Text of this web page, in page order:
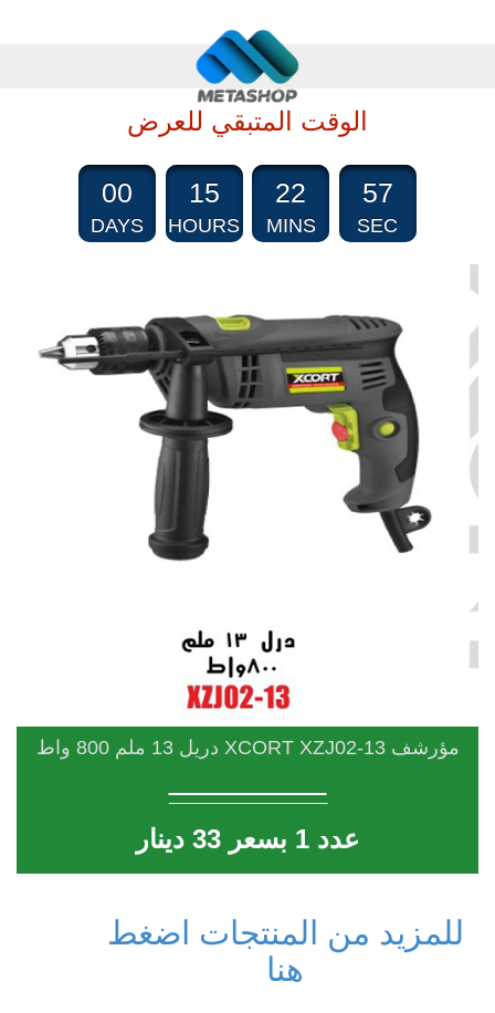
الوقت المتبقي للعرض
00
DAYS
15
HOURS
22
MINS
57
SEC
مؤرشف XCORT XZJ02-13 دريل 13 ملم 800 واط
___________
عدد 1 بسعر 33 دينار
للمزيد من المنتجات اضغط
هنا